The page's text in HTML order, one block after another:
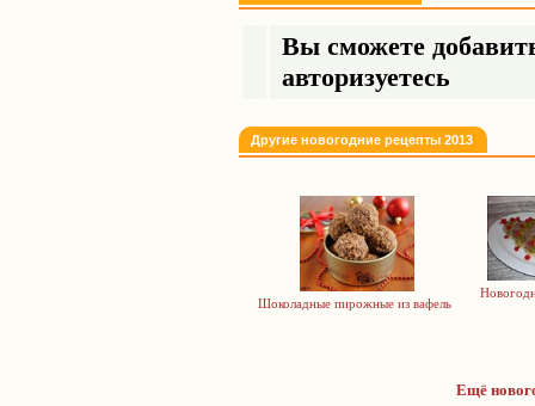
Вы сможете
авторизуетесь
Другие новогодние рецепты 2013
Шоколадные пирожные из вафель
Ещё